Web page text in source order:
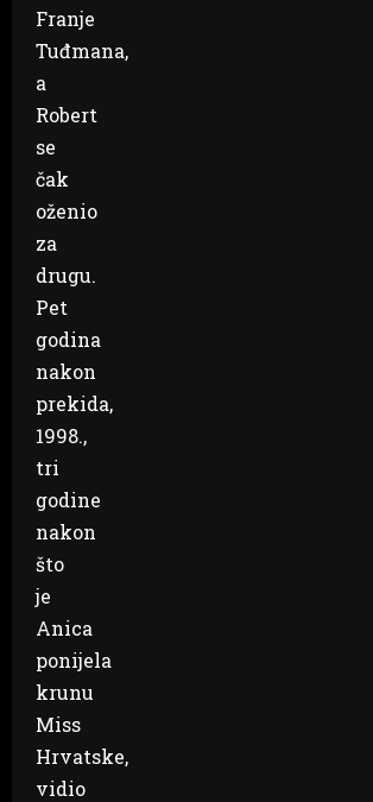
Franje
Tuđmana,
a
Robert
se
čak
oženio
za
drugu.
Pet
godina
nakon
prekida,
1998.,
tri
godine
nakon
što
je
Anica
ponijela
krunu
Miss
Hrvatske,
vidio